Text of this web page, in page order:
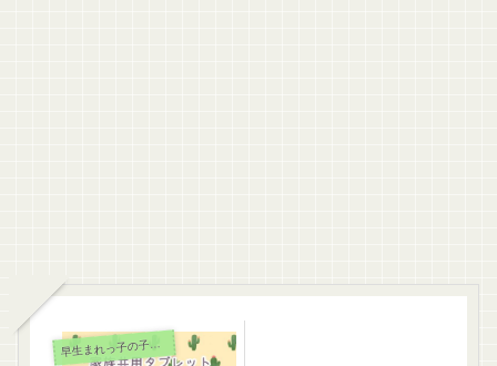
早
生まれっ子の子育て